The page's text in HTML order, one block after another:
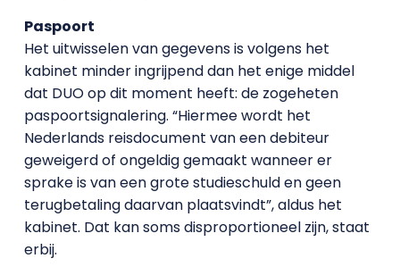
Paspoort
Het uitwisselen van gegevens is volgens het
kabinet minder ingrijpend dan het enige middel
dat DUO op dit moment heeft: de zogeheten
paspoortsignalering. “Hiermee wordt het
Nederlands reisdocument van een debiteur
geweigerd of ongeldig gemaakt wanneer er
sprake is van een grote studieschuld en geen
terugbetaling daarvan plaatsvindt”, aldus het
kabinet. Dat kan soms disproportioneel zijn, staat
erbij.